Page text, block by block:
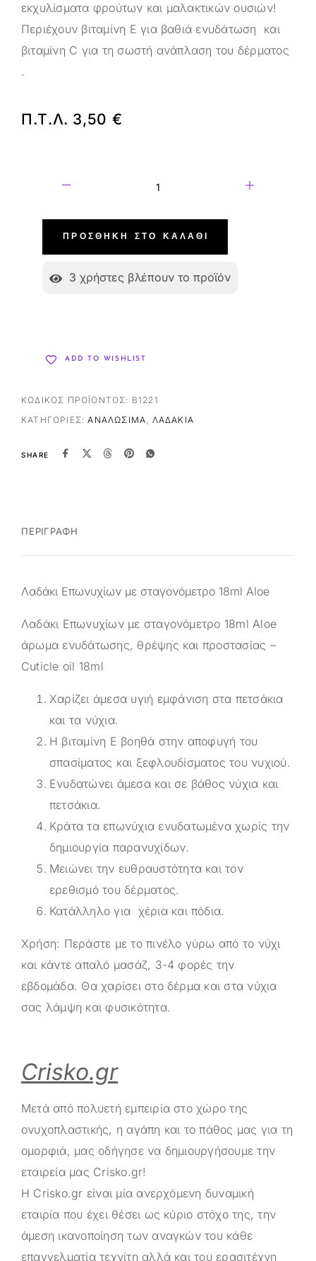
εκχυλίσματα φρούτων και μαλακτικών ουσιών!
Περιέχουν βιταμίνη Ε για βαθιά ενυδάτωση και
βιταμίνη C για τη σωστή ανάπλαση του δέρματος
.
Π.Τ.Λ. 3,50 €
ΠΡΟΣΘΉΚΗ ΣΤΟ ΚΑΛΆΘΙ
3 χρήστες βλέπουν το προϊόν
ADD TO WISHLIST
ΚΩΔΙΚΌΣ ΠΡΟΪΌΝΤΟΣ: B1221
ΚΑΤΗΓΟΡΊΕΣ:ΑΝΑΛΏΣΙΜΑ, ΛΑΔΆΚΙΑ
SHARE
ΠΕΡΙΓΡΑΦΉ
Λαδάκι Επωνυχίων με σταγονόμετρο 18ml Aloe
Λαδάκι Επωνυχίων με σταγονόμετρο 18ml Aloe
άρωμα ενυδάτωσης, θρέψης και προστασίας –
Cuticle oil 18ml
Χαρίζει άμεσα υγιή εμφάνιση στα πετσάκια
και τα νύχια.
Η βιταμίνη Ε βοηθά στην αποφυγή του
σπασίματος και ξεφλουδίσματος του νυχιού.
Ενυδατώνει άμεσα και σε βάθος νύχια και
πετσάκια.
Κράτα τα επωνύχια ενυδατωμένα χωρίς την
δημιουργία παρανυχίδων.
Μειώνει την ευθραυστότητα και τον
ερεθισμό του δέρματος.
Κατάλληλο για χέρια και πόδια.
Χρήση: Περάστε με το πινέλο γύρω από το νύχι
και κάντε απαλό μασάζ, 3-4 φορές την
εβδομάδα. Θα χαρίσει στο δέρμα και στα νύχια
σας λάμψη και φυσικότητα.
Crisko.gr
Μετά από πολυετή εμπειρία στο χώρο της
ονυχοπλαστικής, η αγάπη και το πάθος μας για τη
ομορφιά, μας οδήγησε να δημιουργήσουμε την
εταιρεία μας Crisko.gr!
Η Crisko.gr είναι μία ανερχόμενη δυναμική
εταιρία που έχει θέσει ως κύριο στόχο της, την
άμεση ικανοποίηση των αναγκών του κάθε
επαγγελματία τεχνίτη αλλά και του ερασιτέχνη